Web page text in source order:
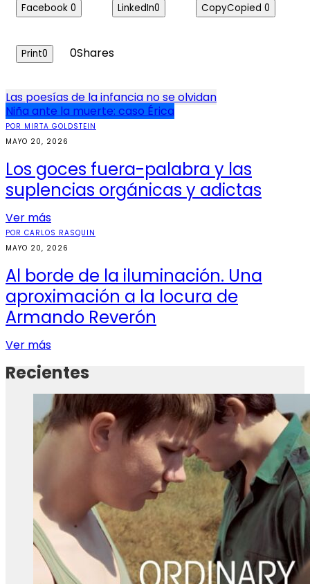
Facebook 0 LinkedIn0 CopyCopied 0
Print0 0Shares
Navegación
de
entradas
Las poesías de la infancia no se olvidan
Niña ante la muerte: caso Érica
POR MIRTA GOLDSTEIN
MAYO 20, 2026
Los goces fuera-palabra y las
suplencias orgánicas y adictas
Ver más
POR CARLOS RASQUIN
MAYO 20, 2026
Al borde de la iluminación. Una
aproximación a la locura de
Armando Reverón
Ver más
Recientes